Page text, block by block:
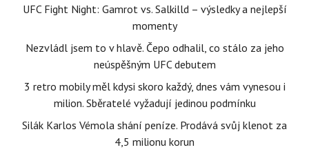
UFC Fight Night: Gamrot vs. Salkilld – výsledky a nejlepší
momenty
Nezvládl jsem to v hlavě. Čepo odhalil, co stálo za jeho
neúspěšným UFC debutem
3 retro mobily měl kdysi skoro každý, dnes vám vynesou i
milion. Sběratelé vyžadují jedinou podmínku
Silák Karlos Vémola shání peníze. Prodává svůj klenot za
4,5 milionu korun